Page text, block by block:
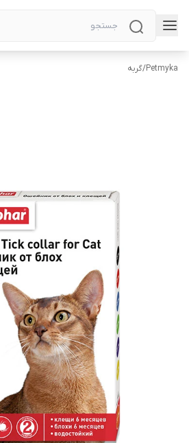
Petmyka
/گربه